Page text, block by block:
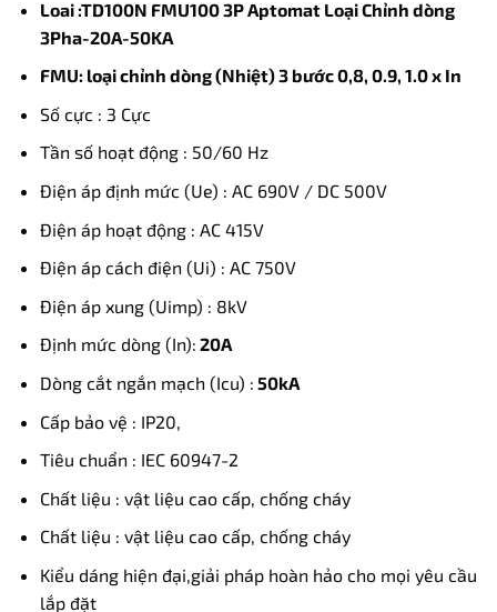
Loai :TD100N FMU100 3P Aptomat Loại Chỉnh dòng
3Pha-20A-50KA
FMU: loại chỉnh dòng (Nhiệt) 3 bước 0,8, 0.9, 1.0 x In
Số cực : 3 Cực
Tần số hoạt động : 50/60 Hz
Điện áp định mức (Ue) : AC 690V / DC 500V
Điện áp hoạt động : AC 415V
Điện áp cách điện (Ui) : AC 750V
Điện áp xung (Uimp) : 8kV
Định mức dòng (In): 20A
Dòng cắt ngắn mạch (Icu) : 50kA
Cấp bảo vệ : IP20,
Tiêu chuẩn : IEC 60947-2
Chất liệu : vật liệu cao cấp, chống cháy
Chất liệu : vật liệu cao cấp, chống cháy
Kiểu dáng hiện đại,giải pháp hoàn hảo cho mọi yêu cầu
lắp đặt